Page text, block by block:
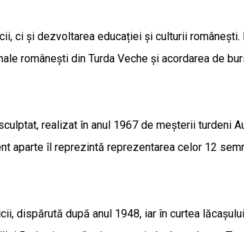
ci și dezvoltarea educației și culturii
românești din Turda Veche și acordarea de
realizat în anul 1967 de meșterii turdeni
aparte îl reprezintă reprezentarea celor 12
dispărută după anul 1948, iar în curtea